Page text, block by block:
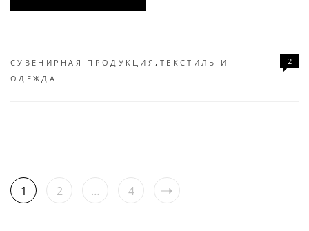
СУВЕНИРНАЯ ПРОДУКЦИЯ , ТЕКСТИЛЬ И
ОДЕЖДА
2
1 2 … 4